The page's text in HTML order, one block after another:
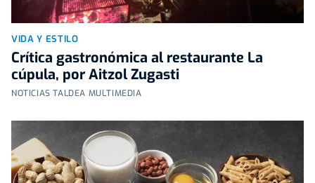
VIDA Y ESTILO
Crítica gastronómica al restaurante La
cúpula, por Aitzol Zugasti
NOTICIAS TALDEA MULTIMEDIA